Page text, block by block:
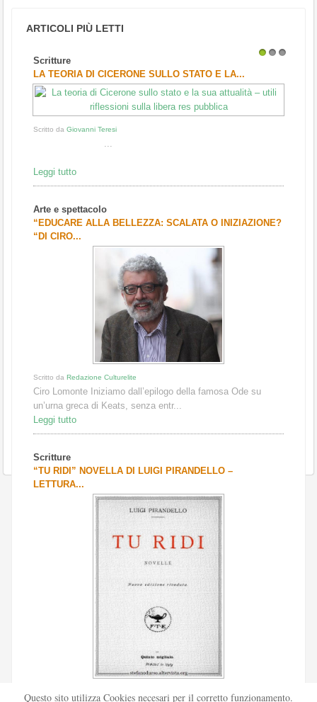
ARTICOLI PIÙ LETTI
Scritture
LA TEORIA DI CICERONE SULLO STATO E LA...
Scritto da Giovanni Teresi
...
Leggi tutto
Arte e spettacolo
“EDUCARE ALLA BELLEZZA: SCALATA O INIZIAZIONE?
“DI CIRO...
Scritto da Redazione Culturelite
Ciro Lomonte Iniziamo dall’epilogo della famosa Ode su
un’urna greca di Keats, senza entr...
Leggi tutto
Scritture
“TU RIDI” NOVELLA DI LUIGI PIRANDELLO –
LETTURA...
Questo sito utilizza Cookies necesari per il corretto funzionamento.